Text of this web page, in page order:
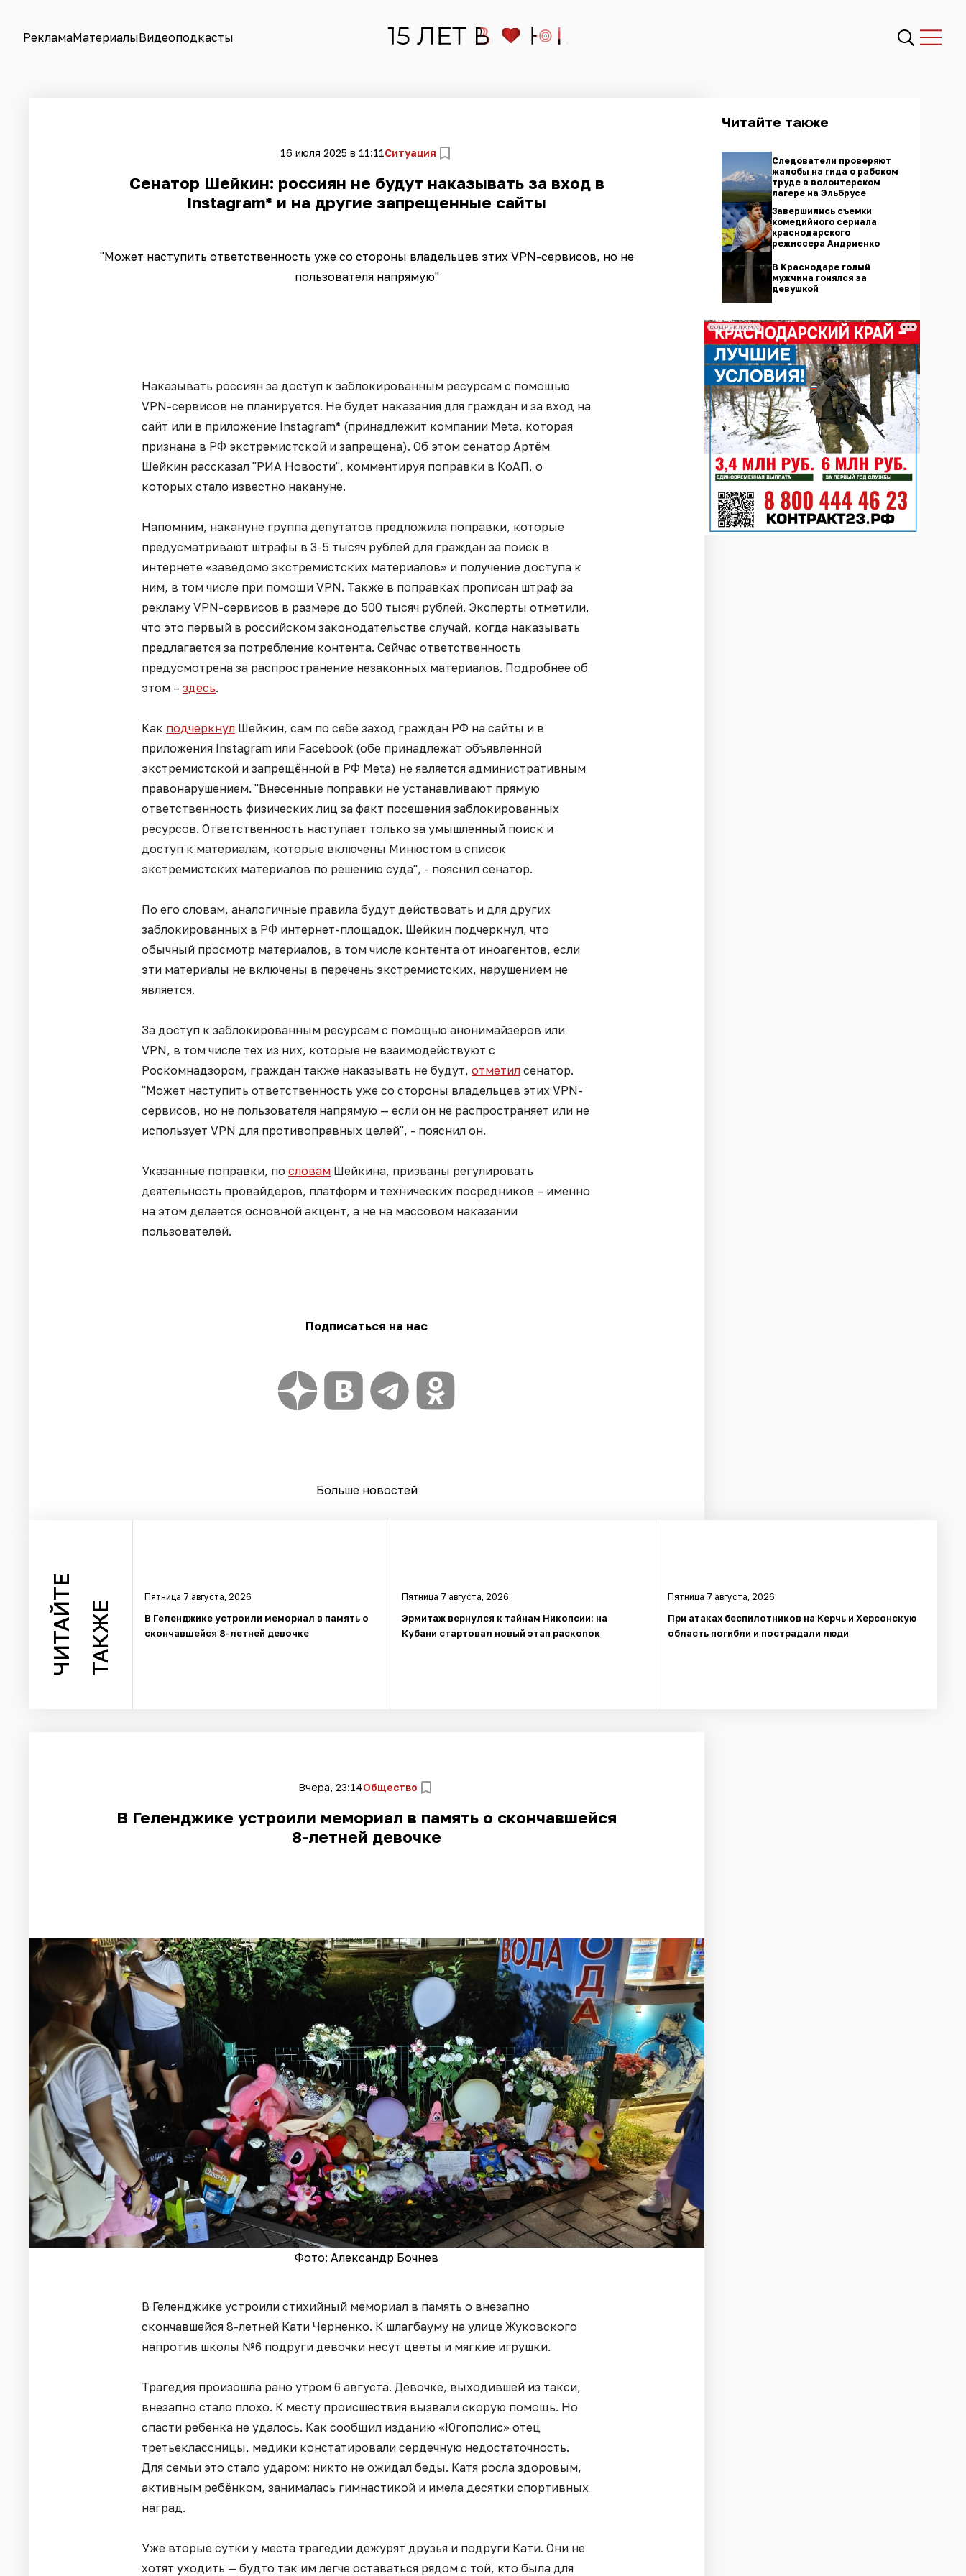
РекламаМатериалыВидеоподкасты
16 июля 2025 в 11:11Ситуация
Сенатор Шейкин: россиян не будут наказывать за вход в
Instagram* и на другие запрещенные сайты
"Может наступить ответственность уже со стороны владельцев этих VPN-сервисов, но не
пользователя напрямую"
Наказывать россиян за доступ к заблокированным ресурсам с помощью
VPN-сервисов не планируется. Не будет наказания для граждан и за вход на
сайт или в приложение Instagram* (принадлежит компании Meta, которая
признана в РФ экстремистской и запрещена). Об этом сенатор Артём
Шейкин рассказал "РИА Новости", комментируя поправки в КоАП, о
которых стало известно накануне.
Напомним, накануне группа депутатов предложила поправки, которые
предусматривают штрафы в 3-5 тысяч рублей для граждан за поиск в
интернете «заведомо экстремистских материалов» и получение доступа к
ним, в том числе при помощи VPN. Также в поправках прописан штраф за
рекламу VPN-сервисов в размере до 500 тысяч рублей. Эксперты отметили,
что это первый в российском законодательстве случай, когда наказывать
предлагается за потребление контента. Сейчас ответственность
предусмотрена за распространение незаконных материалов. Подробнее об
этом – здесь.
Как подчеркнул Шейкин, сам по себе заход граждан РФ на сайты и в
приложения Instagram или Facebook (обе принадлежат объявленной
экстремистской и запрещённой в РФ Meta) не является административным
правонарушением. "Внесенные поправки не устанавливают прямую
ответственность физических лиц за факт посещения заблокированных
ресурсов. Ответственность наступает только за умышленный поиск и
доступ к материалам, которые включены Минюстом в список
экстремистских материалов по решению суда", - пояснил сенатор.
По его словам, аналогичные правила будут действовать и для других
заблокированных в РФ интернет-площадок. Шейкин подчеркнул, что
обычный просмотр материалов, в том числе контента от иноагентов, если
эти материалы не включены в перечень экстремистских, нарушением не
является.
За доступ к заблокированным ресурсам с помощью анонимайзеров или
VPN, в том числе тех из них, которые не взаимодействуют с
Роскомнадзором, граждан также наказывать не будут, отметил сенатор.
"Может наступить ответственность уже со стороны владельцев этих VPN-
сервисов, но не пользователя напрямую — если он не распространяет или не
использует VPN для противоправных целей", - пояснил он.
Указанные поправки, по словам Шейкина, призваны регулировать
деятельность провайдеров, платформ и технических посредников – именно
на этом делается основной акцент, а не на массовом наказании
пользователей.
Подписаться на нас
Больше новостей
Читайте также
Следователи проверяют
жалобы на гида о рабском
труде в волонтерском
лагере на Эльбрусе
Завершились съемки
комедийного сериала
краснодарского
режиссера Андриенко
В Краснодаре голый
мужчина гонялся за
девушкой
СОЦРЕКЛАМА
ЧИТАЙТЕ ТАКЖЕ
Пятница 7 августа, 2026
В Геленджике устроили мемориал в память о
скончавшейся 8-летней девочке
Пятница 7 августа, 2026
Эрмитаж вернулся к тайнам Никопсии: на
Кубани стартовал новый этап раскопок
Пятница 7 августа, 2026
При атаках беспилотников на Керчь и Херсонскую
область погибли и пострадали люди
Вчера, 23:14Общество
В Геленджике устроили мемориал в память о скончавшейся
8-летней девочке
Фото: Александр Бочнев
В Геленджике устроили стихийный мемориал в память о внезапно
скончавшейся 8-летней Кати Черненко. К шлагбауму на улице Жуковского
напротив школы №6 подруги девочки несут цветы и мягкие игрушки.
Трагедия произошла рано утром 6 августа. Девочке, выходившей из такси,
внезапно стало плохо. К месту происшествия вызвали скорую помощь. Но
спасти ребенка не удалось. Как сообщил изданию «Югополис» отец
третьеклассницы, медики констатировали сердечную недостаточность.
Для семьи это стало ударом: никто не ожидал беды. Катя росла здоровым,
активным ребёнком, занималась гимнастикой и имела десятки спортивных
наград.
Уже вторые сутки у места трагедии дежурят друзья и подруги Кати. Они не
хотят уходить — будто так им легче оставаться рядом с той, кто была для